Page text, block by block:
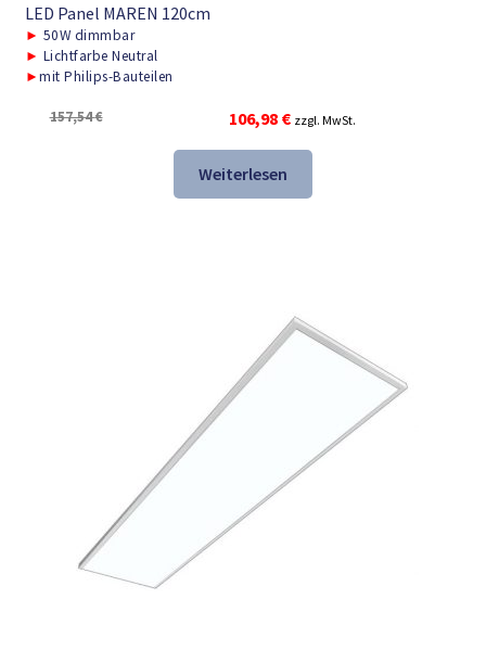
LED Panel MAREN 120cm
► 50W dimmbar
► Lichtfarbe Neutral
►mit Philips-Bauteilen
157,54€
Ursprünglicher
Preis
war:
157,54 €
106,98 €Aktueller
Preis
106,98 €.
zzgl. MwSt.
Weiterlesen